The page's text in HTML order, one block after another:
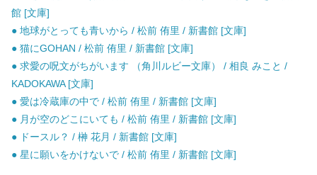
館 [文庫]
● 地球がとっても青いから / 松前 侑里 / 新書館 [文庫]
● 猫にGOHAN / 松前 侑里 / 新書館 [文庫]
● 求愛の呪文がちがいます （角川ルビー文庫） / 相良 みこと /
KADOKAWA [文庫]
● 愛は冷蔵庫の中で / 松前 侑里 / 新書館 [文庫]
● 月が空のどこにいても / 松前 侑里 / 新書館 [文庫]
● ドースル？ / 榊 花月 / 新書館 [文庫]
● 星に願いをかけないで / 松前 侑里 / 新書館 [文庫]